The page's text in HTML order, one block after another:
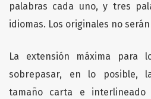
palabras cada uno, y tres
idiomas. Los originales no
La extensión máxima para
sobrepasar, en lo posible,
tamaño carta e interlineado